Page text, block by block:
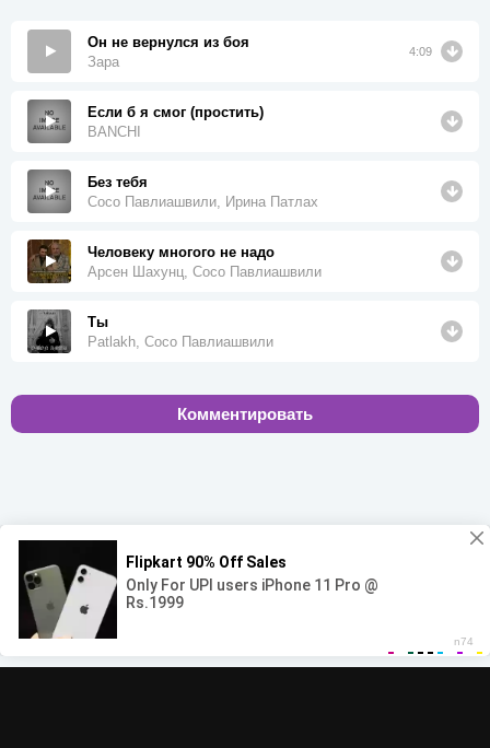
Он не вернулся из боя
Зара
4:09
Если б я смог (простить)
BANCHI
Без тебя
Сосо Павлиашвили, Ирина Патлах
Человеку многого не надо
Арсен Шахунц, Сосо Павлиашвили
Ты
Patlakh, Сосо Павлиашвили
Комментировать
00:00